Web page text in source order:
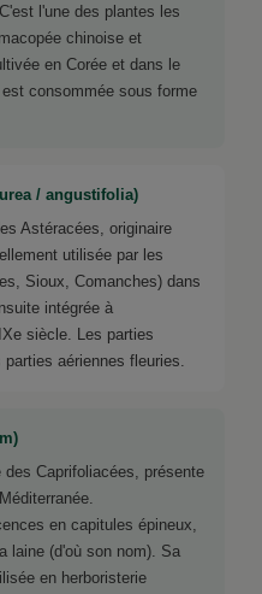
l'une des plantes les
chinoise et
en Corée et dans le
consommée sous forme
/ angustifolia)
Astéracées, originaire
utilisée par les
Sioux, Comanches) dans
intégrée à
siècle. Les parties
aériennes fleuries.
Caprifoliacées, présente
en capitules épineux,
laine (d'où son nom). Sa
en herboristerie